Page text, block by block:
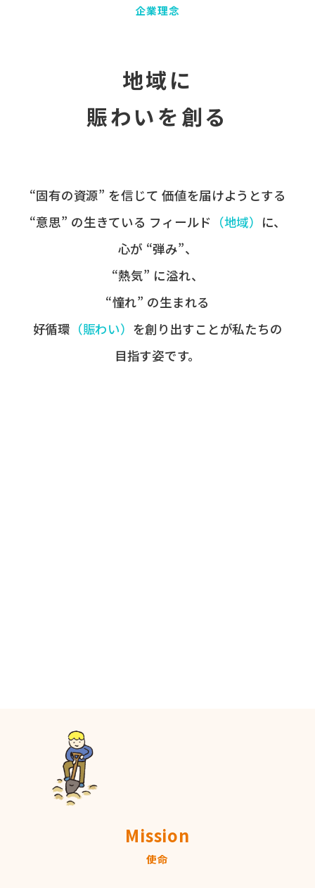
企業理念
地域に
賑わいを創る
“固有の​資源” を​信じて 価値を​届けようとする​
“意思” の​生きている フィールド ​（地域） に、
心が​ “弾み”、
“熱気” に​溢れ、
“憧れ” の​生まれる
好循環 ​（賑わい） を​創り出すことが​私たちの​
目指す姿です。​
Mission
使命